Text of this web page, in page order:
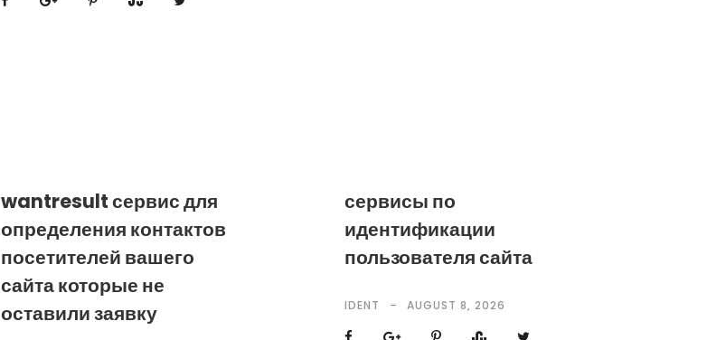
wantresult сервис для
определения контактов
посетителей вашего
сайта которые не
оставили заявку
сервисы по
идентификации
пользователя сайта
IDENT AUGUST 8, 2026